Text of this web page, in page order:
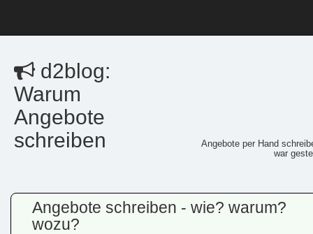
d2blog:
Warum
Angebote
schreiben
Angebote per Hand
war
Angebote schreiben - wie? warum?
wozu?